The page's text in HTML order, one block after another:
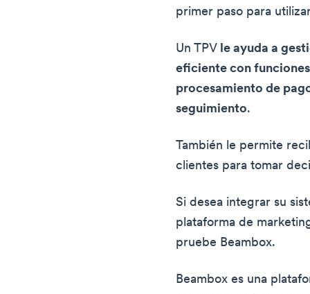
primer paso para
Un TPV le ayuda a
eficiente con
procesamiento de
seguimiento.
También le permite
clientes para tomar
Si desea integrar su
plataforma de
pruebe Beambox.
Beambox es una